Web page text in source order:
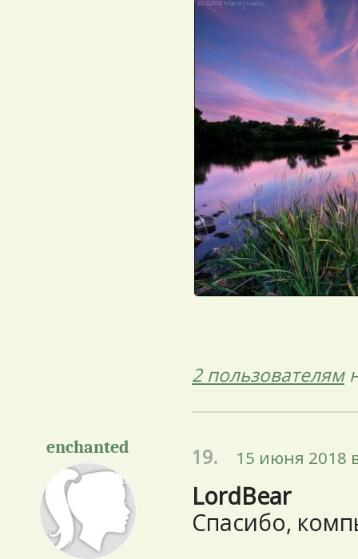
2 пользователям
enchanted 19. 15 июня 2018
LordBear
Спасибо,